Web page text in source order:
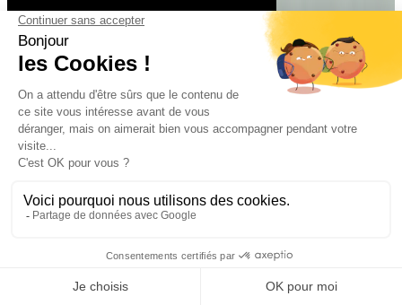
Lamelles à tresser en PVC
Avantages : Trois coloris (Gris, vert et blanc), Petit budget,
Résistance aux intempéries, personnalisation du tressage
Disponibilité Hauteur : à la découpe selon vos besoins